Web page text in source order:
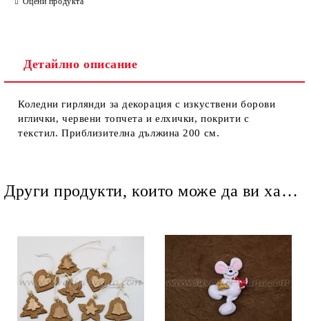
Детайлно описание
Коледни гирлянди за декорация с изкуствени борови
иглички, червени топчета и елхички, покрити с
текстил. Приблизителна дължина 200 см.
Други продукти, които може да ви харесат